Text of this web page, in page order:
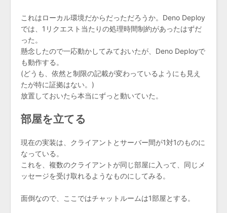
これはローカル環境だからだっただろうか。Deno Deploy
では、1リクエスト当たりの処理時間制約があったはずだ
った。
懸念したので一応動かしてみておいたが、Deno Deployで
も動作する。
(どうも、依然と制限の記載が変わっているようにも見え
たが特に証拠はない。)
放置しておいたら本当にずっと動いていた。
部屋を立てる
現在の実装は、クライアントとサーバー間が1対1のものに
なっている。
これを、複数のクライアントが同じ部屋に入って、同じメ
ッセージを受け取れるようなものにしてみる。
面倒なので、ここではチャットルームは1部屋とする。